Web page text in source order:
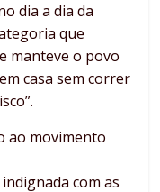
dia a dia da
que
manteve o povo
casa sem correr
ao movimento
com as